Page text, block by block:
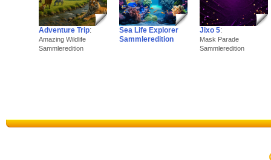
Adventure Trip:
Amazing Wildlife
Sammleredition
Sea Life Explorer
Sammleredition
Jixo 5:
Mask Parade
Sammleredition